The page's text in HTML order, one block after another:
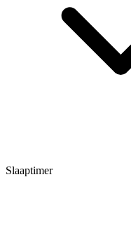
Slaaptimer